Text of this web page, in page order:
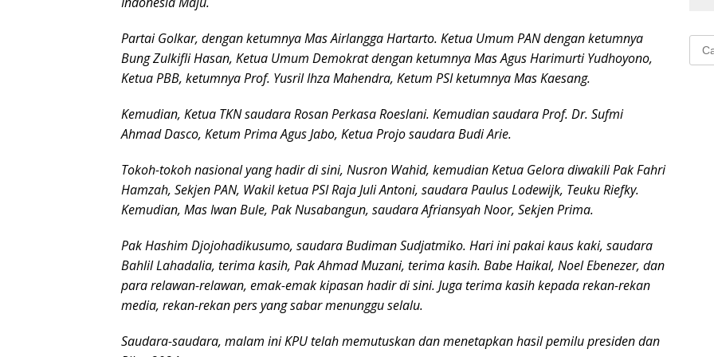
Partai Golkar, dengan ketumnya Mas Airlangga Hartarto. Ketua Umum PAN dengan ketumnya
Bung Zulkifli Hasan, Ketua Umum Demokrat dengan ketumnya Mas Agus Harimurti Yudhoyono,
Ketua PBB, ketumnya Prof. Yusril Ihza Mahendra, Ketum PSI ketumnya Mas Kaesang.
Kemudian, Ketua TKN saudara Rosan Perkasa Roeslani. Kemudian saudara Prof. Dr. Sufmi
Ahmad Dasco, Ketum Prima Agus Jabo, Ketua Projo saudara Budi Arie.
Tokoh-tokoh nasional yang hadir di sini, Nusron Wahid, kemudian Ketua Gelora diwakili Pak Fahri
Hamzah, Sekjen PAN, Wakil ketua PSI Raja Juli Antoni, saudara Paulus Lodewijk, Teuku Riefky.
Kemudian, Mas Iwan Bule, Pak Nusabangun, saudara Afriansyah Noor, Sekjen Prima.
Pak Hashim Djojohadikusumo, saudara Budiman Sudjatmiko. Hari ini pakai kaus kaki, saudara
Bahlil Lahadalia, terima kasih, Pak Ahmad Muzani, terima kasih. Babe Haikal, Noel Ebenezer, dan
para relawan-relawan, emak-emak kipasan hadir di sini. Juga terima kasih kepada rekan-rekan
media, rekan-rekan pers yang sabar menunggu selalu.
Saudara-saudara, malam ini KPU telah memutuskan dan menetapkan hasil pemilu presiden dan
Cari